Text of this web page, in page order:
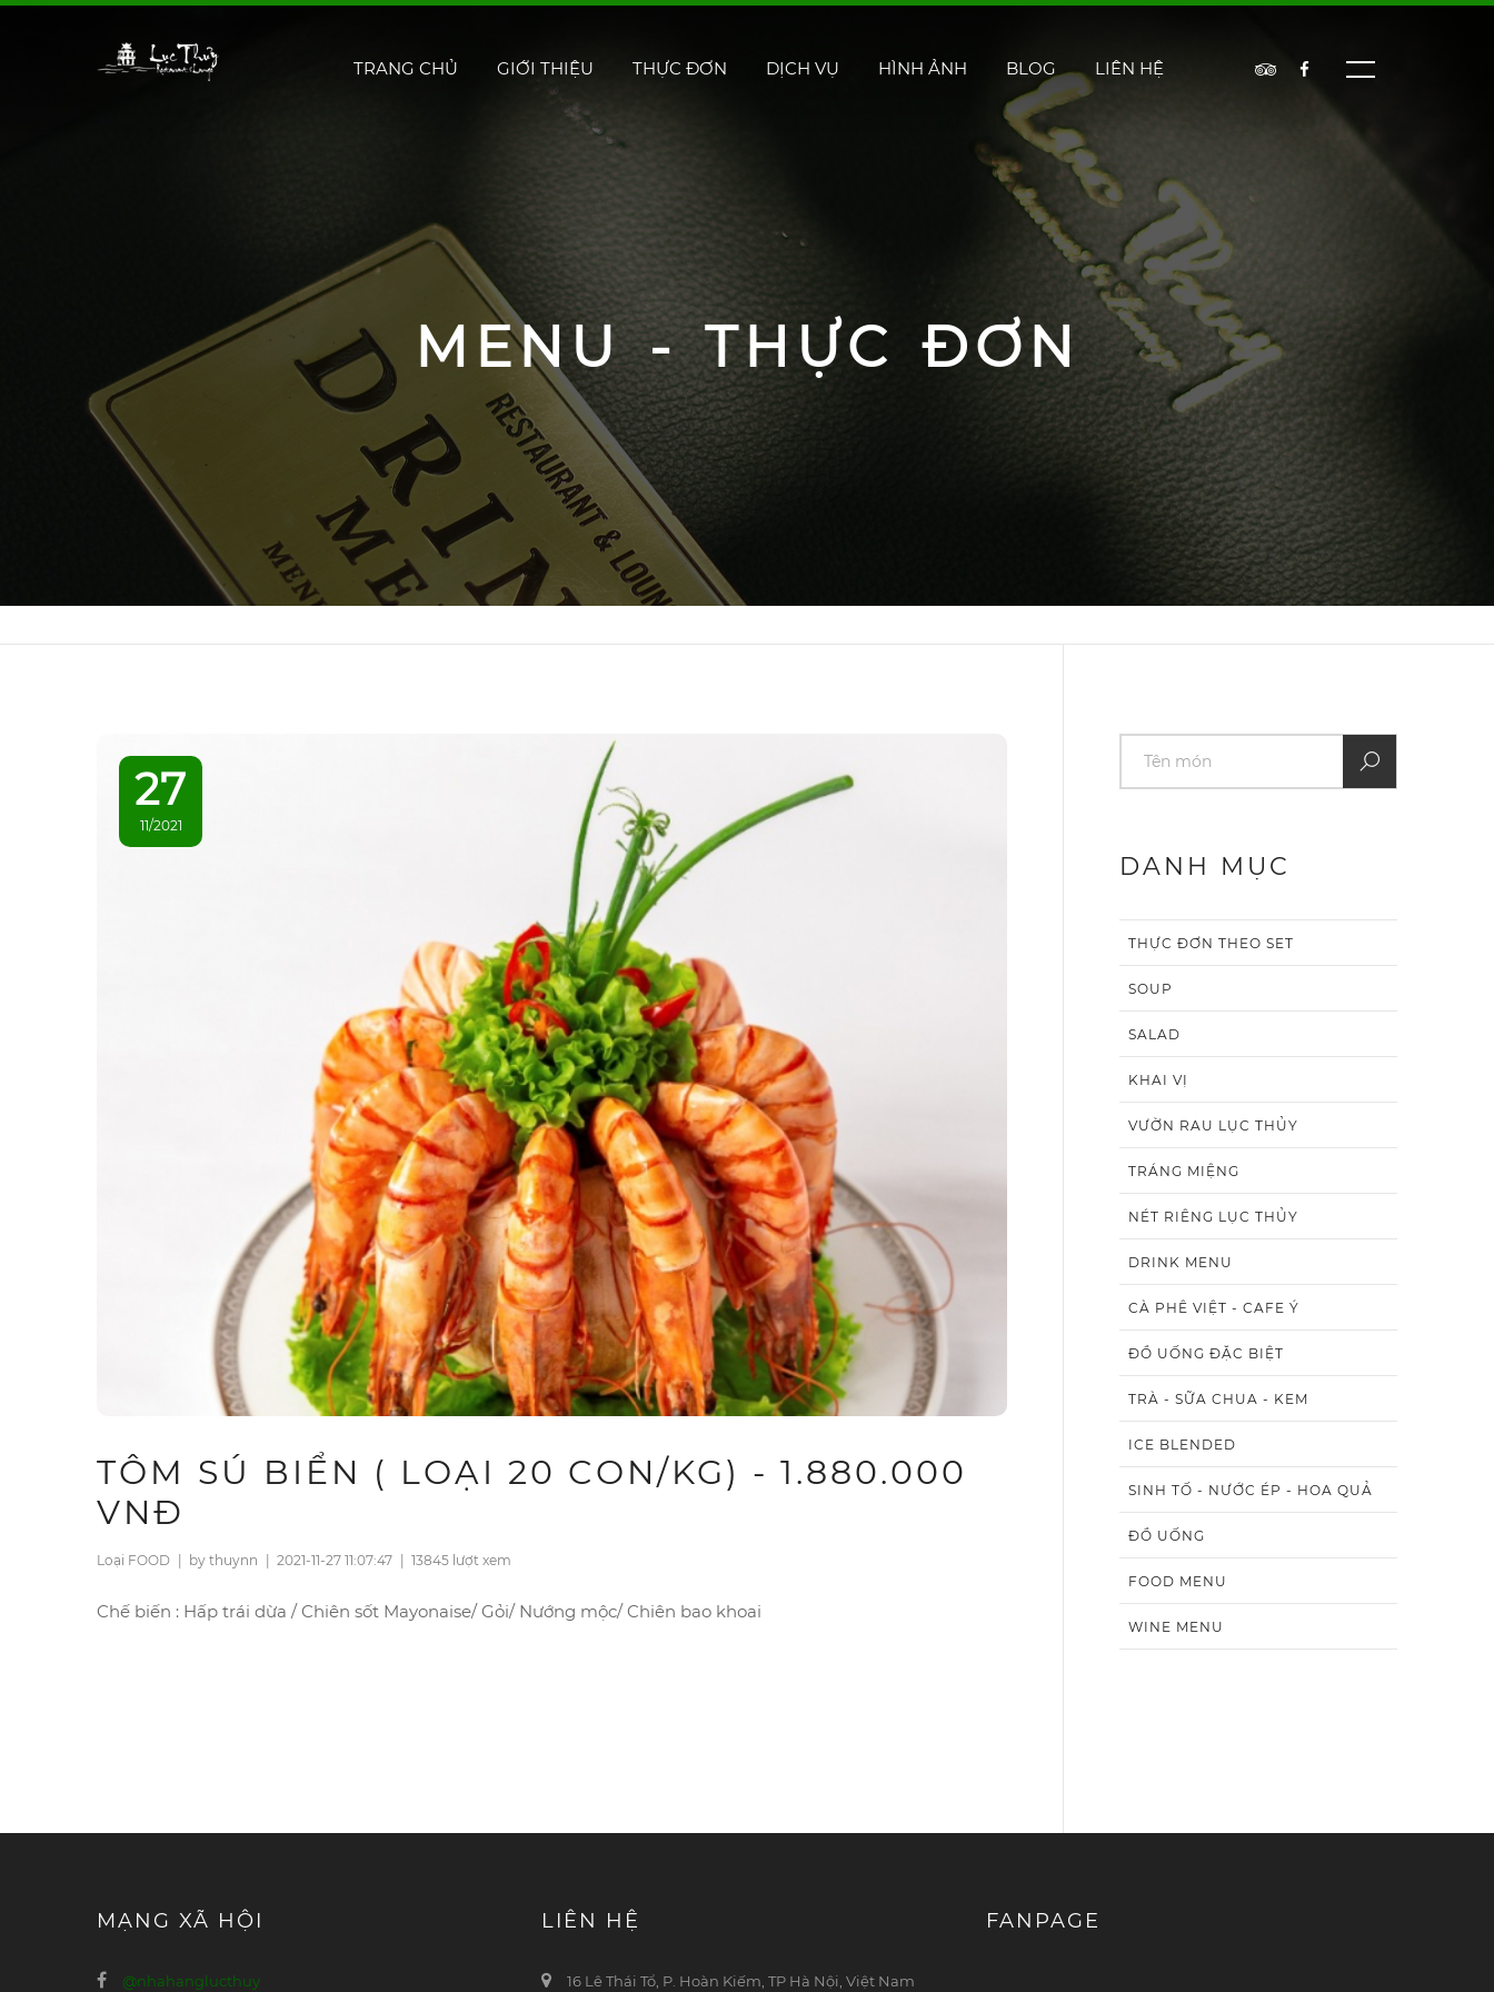
TRANG CHỦ GIỚI THIỆU THỰC ĐƠN DỊCH VỤ HÌNH ẢNH BLOG LIÊN HỆ
MENU - THỰC ĐƠN
27
11/2021
TÔM SÚ BIỂN ( LOẠI 20 CON/KG) - 1.880.000
VNĐ
Loại FOOD by thuynn 2021-11-27 11:07:47 13845 lượt xem
Chế biến : Hấp trái dừa / Chiên sốt Mayonaise/ Gỏi/ Nướng mộc/ Chiên bao khoai
DANH MỤC
THỰC ĐƠN THEO SET
SOUP
SALAD
KHAI VỊ
VƯỜN RAU LỤC THỦY
TRÁNG MIỆNG
NÉT RIÊNG LỤC THỦY
DRINK MENU
CÀ PHÊ VIỆT - CAFE Ý
ĐỒ UỐNG ĐẶC BIỆT
TRÀ - SỮA CHUA - KEM
ICE BLENDED
SINH TỐ - NƯỚC ÉP - HOA QUẢ
ĐỒ UỐNG
FOOD MENU
WINE MENU
MẠNG XÃ HỘI
@nhahanglucthuy
LIÊN HỆ
16 Lê Thái Tổ, P. Hoàn Kiếm, TP Hà Nội, Việt Nam
FANPAGE